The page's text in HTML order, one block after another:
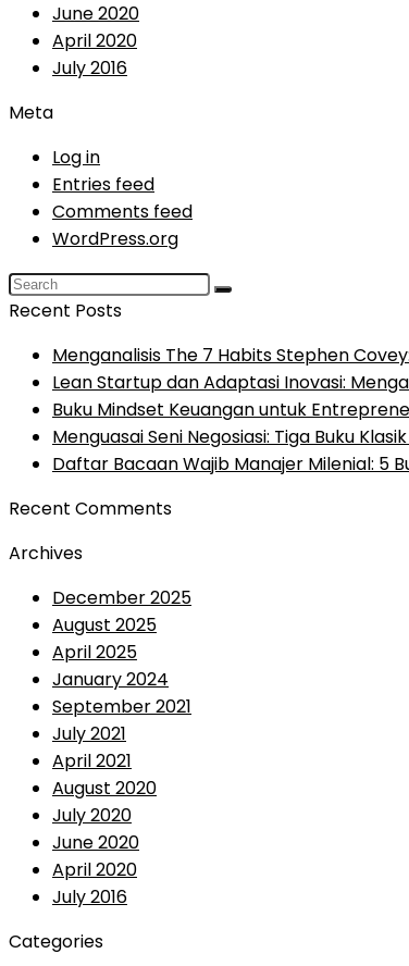
June 2020
April 2020
July 2016
Meta
Log in
Entries feed
Comments feed
WordPress.org
Recent Posts
Menganalisis The 7 Habits Stephen
Lean Startup dan Adaptasi Inovasi:
Buku Mindset Keuangan untuk
Menguasai Seni Negosiasi: Tiga Buku
Daftar Bacaan Wajib Manajer Milenial: 5
Recent Comments
Archives
December 2025
August 2025
April 2025
January 2024
September 2021
July 2021
April 2021
August 2020
July 2020
June 2020
April 2020
July 2016
Categories